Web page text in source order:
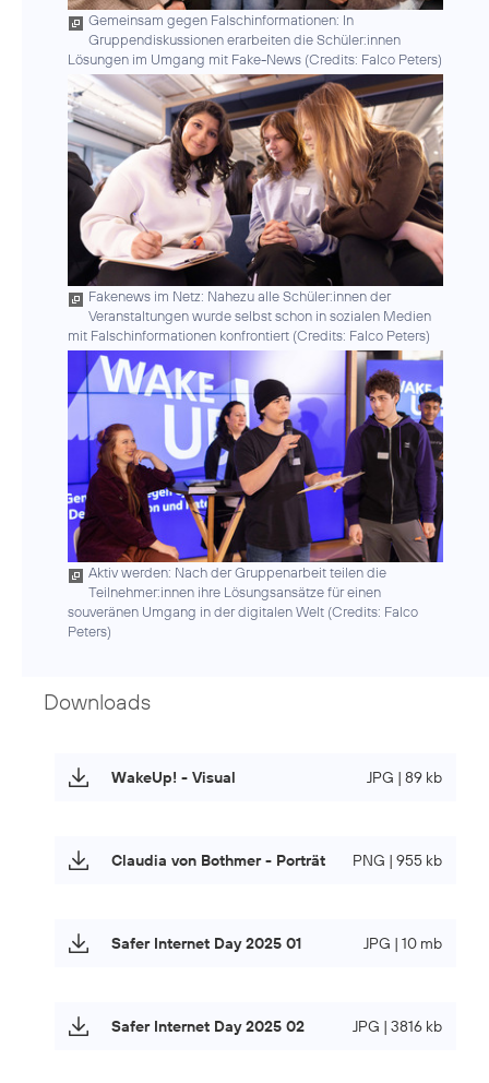
Gemeinsam gegen Falschinformationen: In
Gruppendiskussionen erarbeiten die Schüler:innen
Lösungen im Umgang mit Fake-News (Credits: Falco Peters)
Fakenews im Netz: Nahezu alle Schüler:innen der
Veranstaltungen wurde selbst schon in sozialen Medien
mit Falschinformationen konfrontiert (Credits: Falco Peters)
Aktiv werden: Nach der Gruppenarbeit teilen die
Teilnehmer:innen ihre Lösungsansätze für einen
souveränen Umgang in der digitalen Welt (Credits: Falco
Peters)
Downloads
WakeUp! - Visual JPG | 89 kb
Claudia von Bothmer - Porträt PNG | 955 kb
Safer Internet Day 2025 01 JPG | 10 mb
Safer Internet Day 2025 02 JPG | 3816 kb